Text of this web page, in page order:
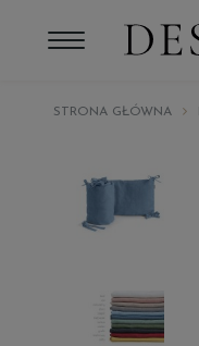
STRONA GŁÓWNA